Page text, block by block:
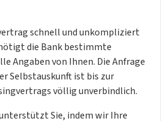
mit hochwertigen
dem Beifahrersitz und den äußeren
schnell und unkompliziert
die Bank bestimmte
Angaben von Ihnen. Die Anfrage
Selbstauskunft ist bis zur
völlig unverbindlich.
Sie, indem wir Ihre